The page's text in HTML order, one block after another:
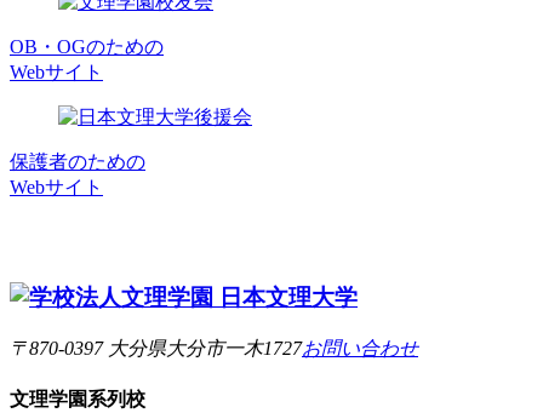
OB・OGのための
Webサイト
保護者のための
Webサイト
〒870-0397 大分県大分市一木1727お問い合わせ
文理学園系列校